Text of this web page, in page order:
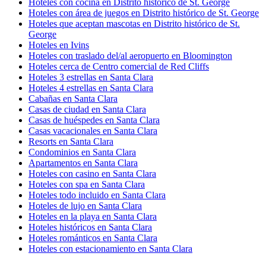
Hoteles con cocina en Distrito histórico de St. George
Hoteles con área de juegos en Distrito histórico de St. George
Hoteles que aceptan mascotas en Distrito histórico de St.
George
Hoteles en Ivins
Hoteles con traslado del/al aeropuerto en Bloomington
Hoteles cerca de Centro comercial de Red Cliffs
Hoteles 3 estrellas en Santa Clara
Hoteles 4 estrellas en Santa Clara
Cabañas en Santa Clara
Casas de ciudad en Santa Clara
Casas de huéspedes en Santa Clara
Casas vacacionales en Santa Clara
Resorts en Santa Clara
Condominios en Santa Clara
Apartamentos en Santa Clara
Hoteles con casino en Santa Clara
Hoteles con spa en Santa Clara
Hoteles todo incluido en Santa Clara
Hoteles de lujo en Santa Clara
Hoteles en la playa en Santa Clara
Hoteles históricos en Santa Clara
Hoteles románticos en Santa Clara
Hoteles con estacionamiento en Santa Clara